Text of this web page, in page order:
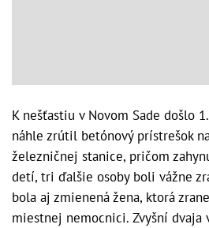
K nešťastiu v Novom Sade došlo
náhle zrútil betónový prístrešok
železničnej stanice, pričom
detí, tri ďalšie osoby boli vážne
bola aj zmienená žena, ktorá
miestnej nemocnici. Zvyšní dvaja